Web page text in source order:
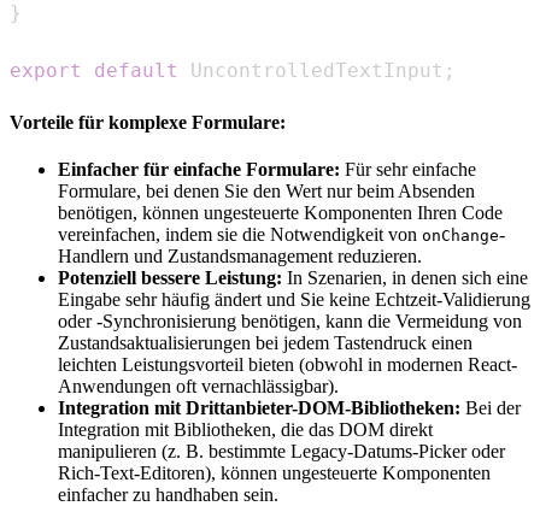
}
export default UncontrolledTextInput ;
Vorteile für komplexe Formulare:
Einfacher für einfache Formulare: Für sehr einfache
Formulare, bei denen Sie den Wert nur beim Absenden
benötigen, können ungesteuerte Komponenten Ihren Code
vereinfachen, indem sie die Notwendigkeit von onChange-
Handlern und Zustandsmanagement reduzieren.
Potenziell bessere Leistung: In Szenarien, in denen sich eine
Eingabe sehr häufig ändert und Sie keine Echtzeit-Validierung
oder -Synchronisierung benötigen, kann die Vermeidung von
Zustandsaktualisierungen bei jedem Tastendruck einen
leichten Leistungsvorteil bieten (obwohl in modernen React-
Anwendungen oft vernachlässigbar).
Integration mit Drittanbieter-DOM-Bibliotheken: Bei der
Integration mit Bibliotheken, die das DOM direkt
manipulieren (z. B. bestimmte Legacy-Datums-Picker oder
Rich-Text-Editoren), können ungesteuerte Komponenten
einfacher zu handhaben sein.